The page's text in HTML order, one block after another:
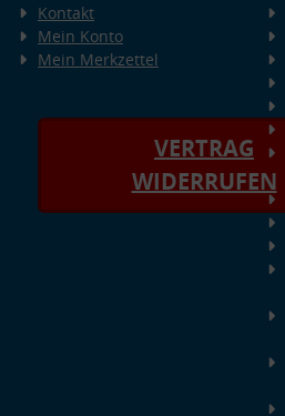
Kontakt
Mein Konto
Mein Merkzettel
VERTRAG
WIDERRUFEN